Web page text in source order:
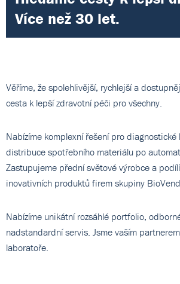
Více než 30 let.
Věříme, že spolehlivější, rychlejší a
cesta k lepší zdravotní péči pro všechny.
Nabízíme komplexní řešení pro diagnostické
distribuce spotřebního materiálu po
Zastupujeme přední světové výrobce a
inovativních produktů firem skupiny
Nabízíme unikátní rozsáhlé portfolio,
nadstandardní servis. Jsme vaším
laboratoře.